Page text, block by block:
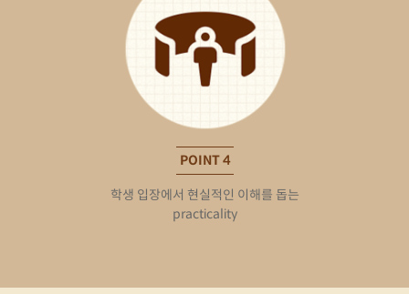
POINT 4
학생 입장에서 현실적인 이해를 돕는
practicality